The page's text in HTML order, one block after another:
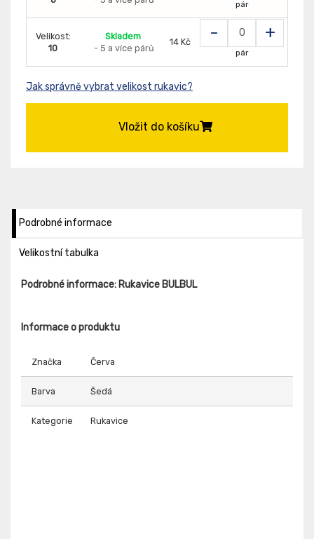
pár
Velikost:
10
Skladem
- 5 a více párů
14 Kč - +
pár
Jak správně vybrat velikost rukavic?
Vložit do košíku
Podrobné informace
Velikostní tabulka
Podrobné informace: Rukavice BULBUL
Informace o produktu
Značka Červa
Barva Šedá
Kategorie Rukavice